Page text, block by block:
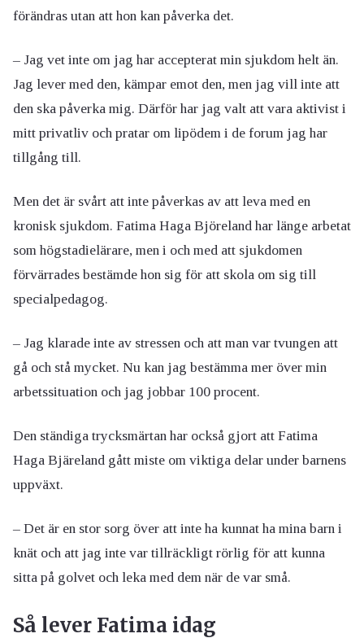
förändras utan att hon kan påverka det.
– Jag vet inte om jag har accepterat min sjukdom helt än.
Jag lever med den, kämpar emot den, men jag vill inte att
den ska påverka mig. Därför har jag valt att vara aktivist i
mitt privatliv och pratar om lipödem i de forum jag har
tillgång till.
Men det är svårt att inte påverkas av att leva med en
kronisk sjukdom. Fatima Haga Björeland har länge arbetat
som högstadielärare, men i och med att sjukdomen
förvärrades bestämde hon sig för att skola om sig till
specialpedagog.
– Jag klarade inte av stressen och att man var tvungen att
gå och stå mycket. Nu kan jag bestämma mer över min
arbetssituation och jag jobbar 100 procent.
Den ständiga trycksmärtan har också gjort att Fatima
Haga Bjäreland gått miste om viktiga delar under barnens
uppväxt.
– Det är en stor sorg över att inte ha kunnat ha mina barn i
knät och att jag inte var tillräckligt rörlig för att kunna
sitta på golvet och leka med dem när de var små.
Så lever Fatima idag